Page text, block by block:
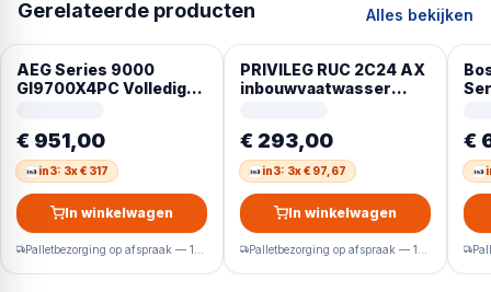
Gerelateerde producten Alles bekijken
AEG Series 9000
GI9700X4PC Volledig
€ 951,00
in3: 3x € 317
In winkelwagen
PRIVILEG RUC 2C24 AX
inbouwvaatwasser
€ 293,00
in3: 3x € 97,67
In winkelwagen
A
€